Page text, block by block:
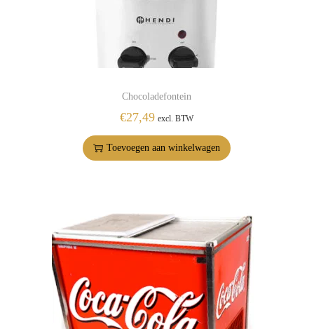
Chocoladefontein
€27,49 excl. BTW
Toevoegen aan winkelwagen